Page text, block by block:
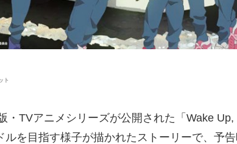
ト
・TVアニメシリーズが公開された「Wake
ルを目指す様子が描かれたストーリーで、予